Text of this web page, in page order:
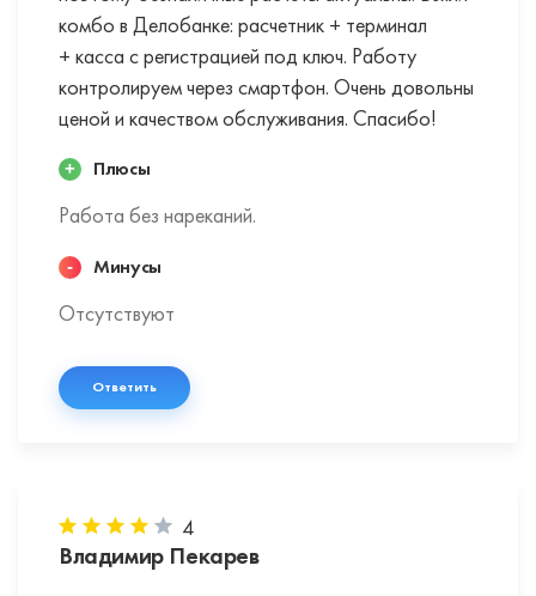
комбо в Делобанке: расчетник + терминал
+ касса с регистрацией под ключ. Работу
контролируем через смартфон. Очень довольны
ценой и качеством обслуживания. Спасибо!
Плюсы
Работа без нареканий.
Минусы
Отсутствуют
Ответить
4
Владимир Пекарев